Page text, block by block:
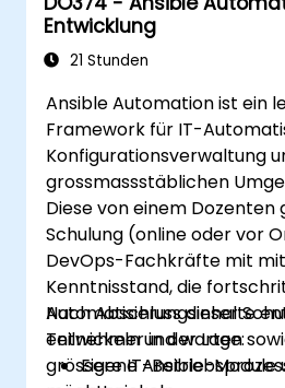
Entwicklung
21 Stunden
Ansible Automation ist ein
Framework für IT-
Konfigurationsverwaltung
grossmassstäblichen
Diese von einem Dozenten
Schulung (online oder vor
DevOps-Fachkräfte mit
Kenntnisstand, die
Automatisierungsinhalte
entwickeln und warten
grössere IT-
Nach Abschluss dieser
Teilnehmer in der Lage:
Eigene Ansible-Module